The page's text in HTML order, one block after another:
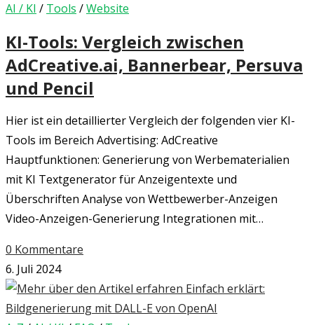
AI / KI / Tools /Website
KI-Tools: Vergleich zwischen
AdCreative.ai, Bannerbear, Persuva
und Pencil
Hier ist ein detaillierter Vergleich der folgenden vier KI-
Tools im Bereich Advertising: AdCreative
Hauptfunktionen: Generierung von Werbematerialien
mit KI Textgenerator für Anzeigentexte und
Überschriften Analyse von Wettbewerber-Anzeigen
Video-Anzeigen-Generierung Integrationen mit…
0 Kommentare
6. Juli 2024